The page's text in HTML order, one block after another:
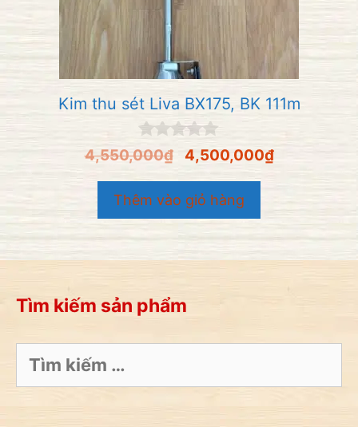
Kim thu sét Liva BX175, BK 111m
0
n
g
o
à
i
5
4,550,000₫ 4,500,000₫
Thêm vào giỏ hàng
Tìm kiếm sản phẩm
kiếm
cho: